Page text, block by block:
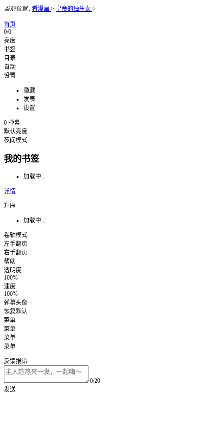
当前位置: 看漫画 > 皇帝的独生女 >
首页
0/0
亮度
书签
目录
自动
设置
隐藏
发表
设置
0 弹幕
默认亮度
夜间模式
我的书签
加载中...
详情
升序
加载中...
卷轴模式
左手翻页
右手翻页
帮助
透明度
100%
速度
100%
弹幕头像
恢复默认
菜单
菜单
菜单
菜单
反馈报错
0/20
发送